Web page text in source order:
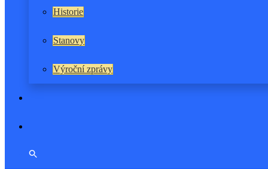
Historie
Stanovy
Výroční zprávy